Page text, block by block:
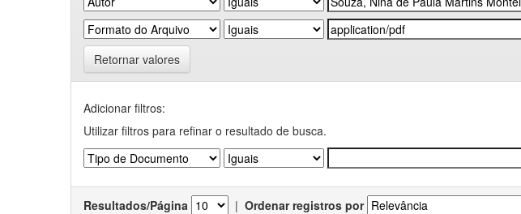
Retornar valores
Adicionar filtros:
Utilizar filtros para refinar o resultado de busca.
Resultados/Página | Ordenar registros por